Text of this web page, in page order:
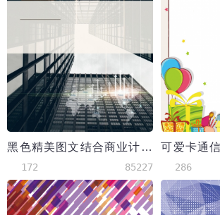
黑色精美图文结合商业计划书
172 85227 286